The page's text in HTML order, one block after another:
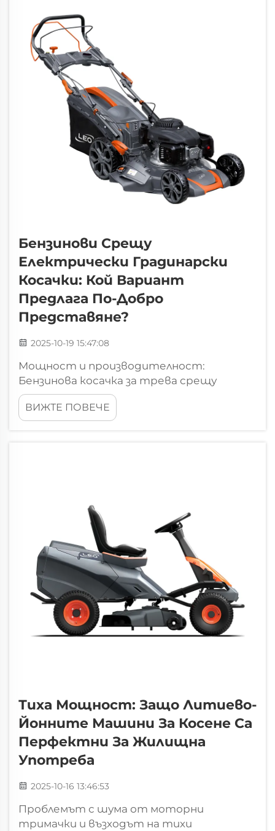
Бензинови Срещу
Електрически Градинарски
Косачки: Кой Вариант
Предлага По-Добро
Представяне?
2025-10-19 15:47:08
Мощност и производителност:
Бензинова косачка за трева срещу
електрическа в реални условия за косене
Сравнение на конски сили, въртящ
момент и ефективност на мотора
ВИЖТЕ ПОВЕЧЕ
Тиха Мощност: Защо Литиево-
Йонните Машини За Косене Са
Перфектни За Жилищна
Употреба
2025-10-16 13:46:53
Проблемът с шума от моторни
тримачки и възходът на тихи